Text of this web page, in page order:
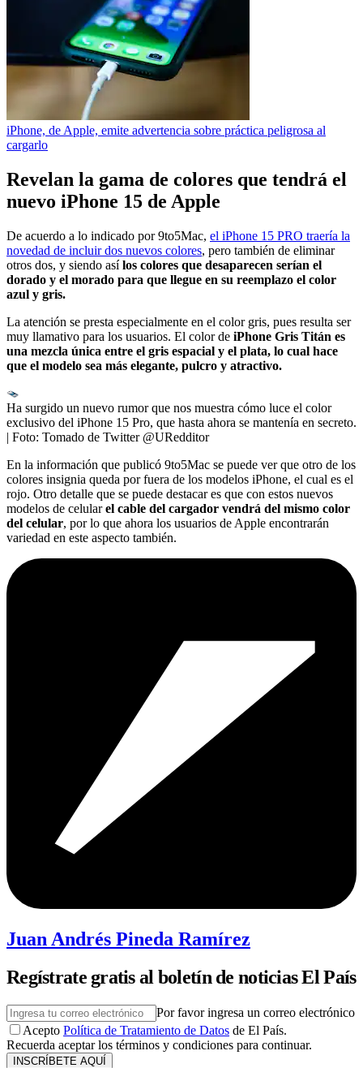
iPhone, de Apple, emite advertencia sobre práctica peligrosa al
cargarlo
Revelan la gama de colores que tendrá el
nuevo iPhone 15 de Apple
De acuerdo a lo indicado por 9to5Mac, el iPhone 15 PRO traería la
novedad de incluir dos nuevos colores, pero también de eliminar
otros dos, y siendo asílos colores que desaparecen serían el
dorado y el morado para que llegue en su reemplazo el color
azul y gris.
La atención se presta especialmente en el color gris, pues resulta ser
muy llamativo para los usuarios. El color de iPhone Gris Titán es
una mezcla única entre el gris espacial y el plata, lo cual hace
que el modelo sea más elegante, pulcro y atractivo.
Ha surgido un nuevo rumor que nos muestra cómo luce el color
exclusivo del iPhone 15 Pro, que hasta ahora se mantenía en secreto.
| Foto: Tomado de Twitter @URedditor
En la información que publicó 9to5Mac se puede ver que otro de los
colores insignia queda por fuera de los modelos iPhone, el cual es el
rojo. Otro detalle que se puede destacar es que con estos nuevos
modelos de celularel cable del cargador vendrá del mismo color
del celular, por lo que ahora los usuarios de Apple encontrarán
variedad en este aspecto también.
Juan Andrés Pineda Ramírez
Regístrate gratis al boletín de noticias El País
Por favor ingresa un correo electrónico
Acepto Política de Tratamiento de Datos de El País.
Recuerda aceptar los términos y condiciones para continuar.
INSCRÍBETE AQUÍ